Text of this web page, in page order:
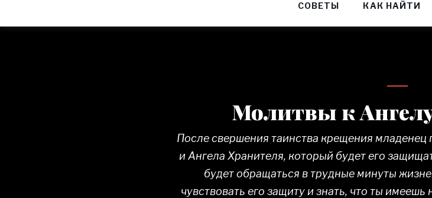
СОВЕТЫ
КАК НАЙТИ
Молитвы к
После свершения таинства крещения младенец
и Ангела Хранителя, который будет его
будет обращаться в трудные минуты
чувствовать его защиту и знать, что ты